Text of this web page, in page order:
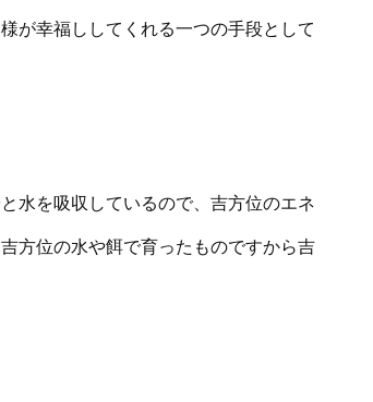
が幸福ししてくれる一つの手段として
水を吸収しているので、吉方位のエネ
方位の水や餌で育ったものですから吉